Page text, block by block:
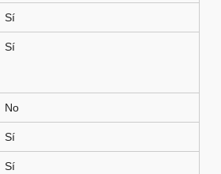
Sí
Sí
No
Sí
Sí